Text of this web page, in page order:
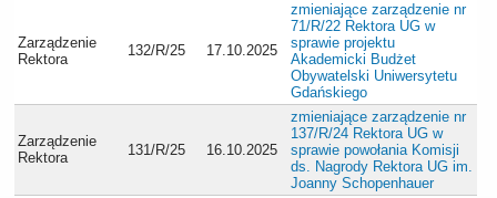
Zarządzenie
Rektora
132/R/25 17.10.2025
zmieniające zarządzenie nr
71/R/22 Rektora UG w
sprawie projektu
Akademicki Budżet
Obywatelski Uniwersytetu
Gdańskiego
Zarządzenie
Rektora
131/R/25 16.10.2025
zmieniające zarządzenie nr
137/R/24 Rektora UG w
sprawie powołania Komisji
ds. Nagrody Rektora UG im.
Joanny Schopenhauer